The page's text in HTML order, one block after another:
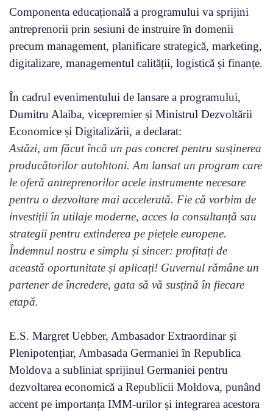
Componenta educațională a programului va sprijini
antreprenorii prin sesiuni de instruire în domenii
precum management, planificare strategică, marketing,
digitalizare, managementul calității, logistică și finanțe.
În cadrul evenimentului de lansare a programului,
Dumitru Alaiba, vicepremier și Ministrul Dezvoltării
Economice și Digitalizării, a declarat:
Astăzi, am făcut încă un pas concret pentru susținerea
producătorilor autohtoni. Am lansat un program care
le oferă antreprenorilor acele instrumente necesare
pentru o dezvoltare mai accelerată. Fie că vorbim de
investiții în utilaje moderne, acces la consultanță sau
strategii pentru extinderea pe piețele europene.
Îndemnul nostru e simplu și sincer: profitați de
această oportunitate și aplicați! Guvernul rămâne un
partener de încredere, gata să vă susțină în fiecare
etapă.
E.S. Margret Uebber, Ambasador Extraordinar și
Plenipotențiar, Ambasada Germaniei în Republica
Moldova a subliniat sprijinul Germaniei pentru
dezvoltarea economică a Republicii Moldova, punând
accent pe importanța IMM-urilor și integrarea acestora